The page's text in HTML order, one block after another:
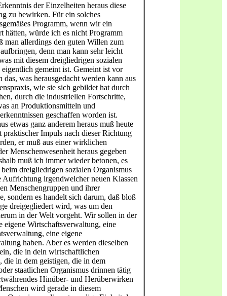
der Einzelheiten heraus diese
zu bewirken. Für ein solches
Programm, wenn wir ein
hätten, würde ich es nicht Programm
man allerdings den guten Willen zum
denn man kann sehr leicht
mit diesem dreigliedrigen sozialen
eigentlich gemeint ist. Gemeint ist vor
das, was herausgedacht werden kann aus
wie sie sich gebildet hat durch
durch die industriellen Fortschritte,
an Produktionsmitteln und
geschaffen worden ist.
etwas ganz anderem heraus muß heute
praktischer Impuls nach dieser Richtung
er muß aus einer wirklichen
Menschenwesenheit heraus gegeben
muß ich immer wieder betonen, es
dreigliedrigen sozialen Organismus
Aufrichtung irgendwelcher neuen Klassen
Menschengruppen und ihrer
sondern es handelt sich darum, daß bloß
dreigegliedert wird, was um den
in der Welt vorgeht. Wir sollen in der
eigene Wirtschaftsverwaltung, eine
eine eigene
haben. Aber es werden dieselben
die in dein wirtschaftlichen
die in dem geistigen, die in dem
staatlichen Organismus drinnen tätig
Hinüber- und Herüberwirken
wird gerade in diesem